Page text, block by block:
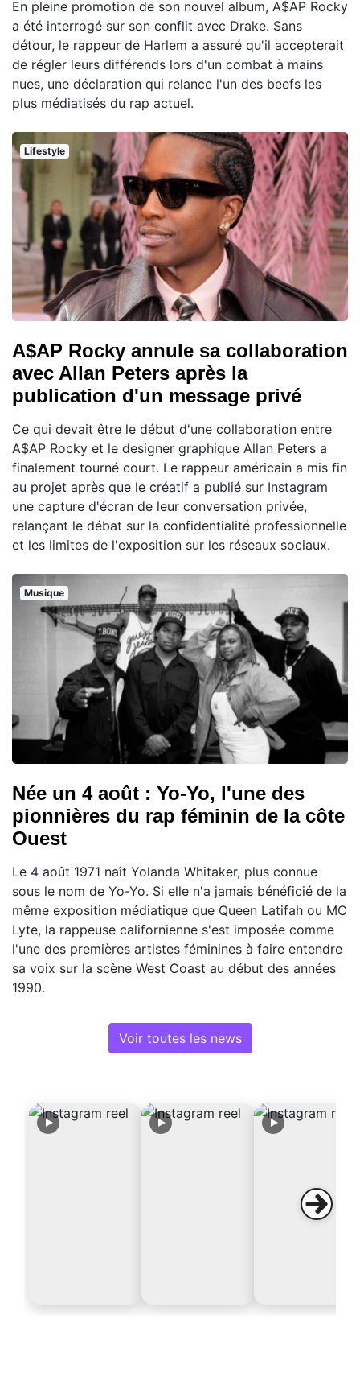
En pleine promotion de son nouvel album, A$AP Rocky
a été interrogé sur son conflit avec Drake. Sans
détour, le rappeur de Harlem a assuré qu'il accepterait
de régler leurs différends lors d'un combat à mains
nues, une déclaration qui relance l'un des beefs les
plus médiatisés du rap actuel.
Lifestyle
A$AP Rocky annule sa collaboration
avec Allan Peters après la
publication d'un message privé
Ce qui devait être le début d'une collaboration entre
A$AP Rocky et le designer graphique Allan Peters a
finalement tourné court. Le rappeur américain a mis fin
au projet après que le créatif a publié sur Instagram
une capture d'écran de leur conversation privée,
relançant le débat sur la confidentialité professionnelle
et les limites de l'exposition sur les réseaux sociaux.
Musique
Née un 4 août : Yo-Yo, l'une des
pionnières du rap féminin de la côte
Ouest
Le 4 août 1971 naît Yolanda Whitaker, plus connue
sous le nom de Yo-Yo. Si elle n'a jamais bénéficié de la
même exposition médiatique que Queen Latifah ou MC
Lyte, la rappeuse californienne s'est imposée comme
l'une des premières artistes féminines à faire entendre
sa voix sur la scène West Coast au début des années
1990.
Voir toutes les news